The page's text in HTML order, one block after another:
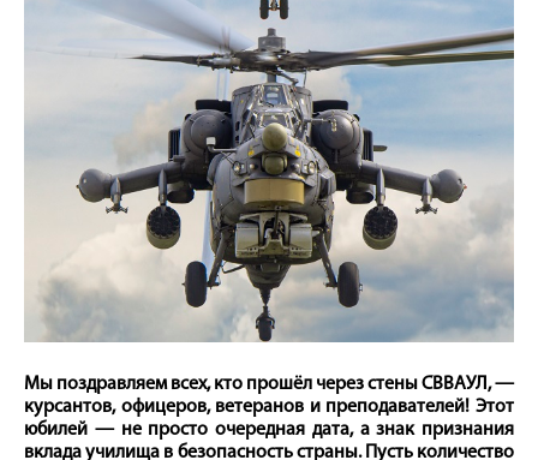
Мы поздравляем всех, кто прошёл через стены СВВАУЛ, —
курсантов, офицеров, ветеранов и преподавателей! Этот
юбилей — не просто очередная дата, а знак признания
вклада училища в безопасность страны. Пусть количество